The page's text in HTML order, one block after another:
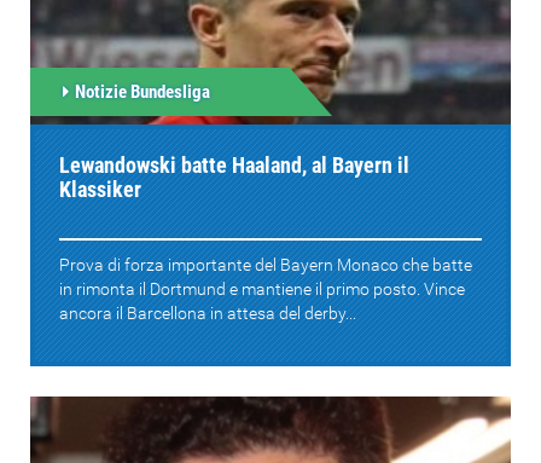
Notizie Bundesliga
Lewandowski batte Haaland, al Bayern il
Klassiker
Prova di forza importante del Bayern Monaco che batte
in rimonta il Dortmund e mantiene il primo posto. Vince
ancora il Barcellona in attesa del derby...